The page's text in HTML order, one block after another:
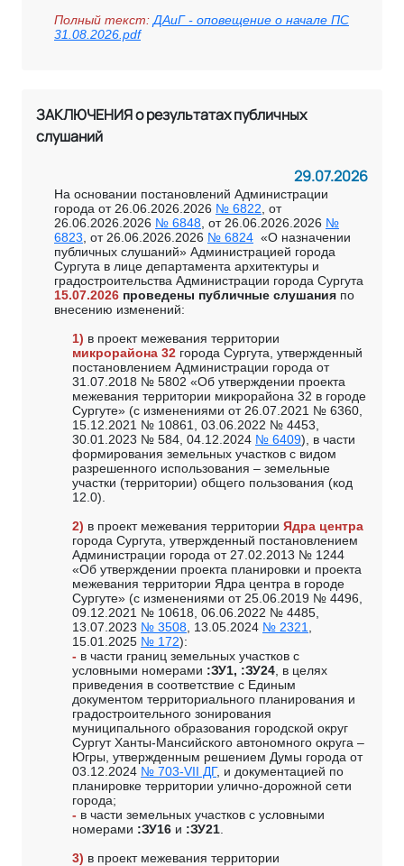
Полный текст: ДАиГ - оповещение о начале ПС
31.08.2026.pdf
ЗАКЛЮЧЕНИЯ о результатах публичных
слушаний
29.07.2026
На основании постановлений Администрации
города от 26.06.2026.2026 № 6822, от
26.06.2026.2026 № 6848, от 26.06.2026.2026 №
6823, от 26.06.2026.2026 № 6824 «О назначении
публичных слушаний» Администрацией города
Сургута в лице департамента архитектуры и
градостроительства Администрации города Сургута
15.07.2026 проведены публичные слушания по
внесению изменений:
1) в проект межевания территории
микрорайона 32 города Сургута, утвержденный
постановлением Администрации города от
31.07.2018 № 5802 «Об утверждении проекта
межевания территории микрорайона 32 в городе
Сургуте» (с изменениями от 26.07.2021 № 6360,
15.12.2021 № 10861, 03.06.2022 № 4453,
30.01.2023 № 584, 04.12.2024 № 6409), в части
формирования земельных участков с видом
разрешенного использования – земельные
участки (территории) общего пользования (код
12.0).
2) в проект межевания территории Ядра центра
города Сургута, утвержденный постановлением
Администрации города от 27.02.2013 № 1244
«Об утверждении проекта планировки и проекта
межевания территории Ядра центра в городе
Сургуте» (с изменениями от 25.06.2019 № 4496,
09.12.2021 № 10618, 06.06.2022 № 4485,
13.07.2023 № 3508, 13.05.2024 № 2321,
15.01.2025 № 172):
- в части границ земельных участков с
условными номерами :ЗУ1, :ЗУ24, в целях
приведения в соответствие с Единым
документом территориального планирования и
градостроительного зонирования
муниципального образования городской округ
Сургут Ханты-Мансийского автономного округа –
Югры, утвержденным решением Думы города от
03.12.2024 № 703-VII ДГ, и документацией по
планировке территории улично-дорожной сети
города;
- в части земельных участков с условными
номерами :ЗУ16 и :ЗУ21.
3) в проект межевания территории